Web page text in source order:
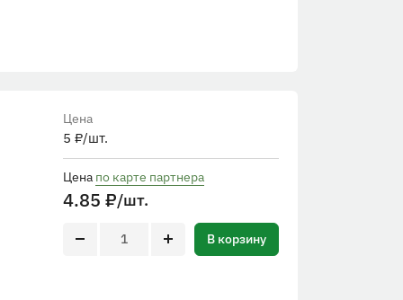
Цена
5 ₽/шт.
Цена по карте партнера
4.85 ₽/шт.
В корзину